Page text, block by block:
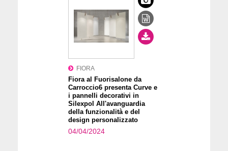
FIORA
Fiora al Fuorisalone da
Carroccio6 presenta Curve e
i pannelli decorativi in
Silexpol All'avanguardia
della funzionalità e del
design personalizzato
04/04/2024